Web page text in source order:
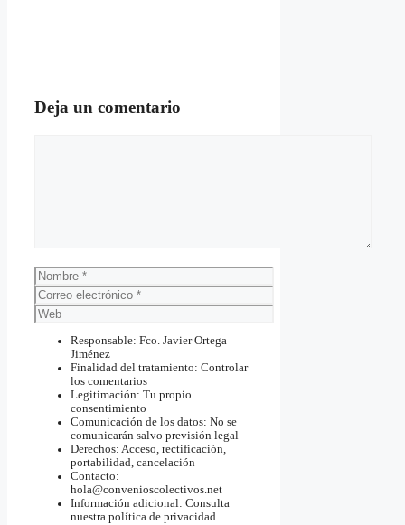
Deja un comentario
Nombre
Correo
electrónico
Web
Responsable: Fco. Javier Ortega
Jiménez
Finalidad del tratamiento: Controlar
los comentarios
Legitimación: Tu propio
consentimiento
Comunicación de los datos: No se
comunicarán salvo previsión legal
Derechos: Acceso, rectificación,
portabilidad, cancelación
Contacto:
hola@convenioscolectivos.net
Información adicional: Consulta
nuestra política de privacidad